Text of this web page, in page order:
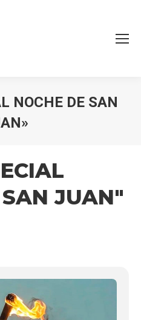
NOCHE DE SAN
JUAN"